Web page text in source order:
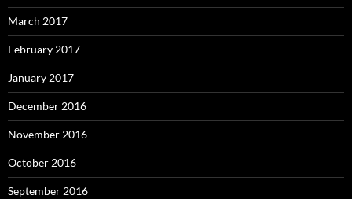
March 2017
February 2017
January 2017
December 2016
November 2016
October 2016
September 2016